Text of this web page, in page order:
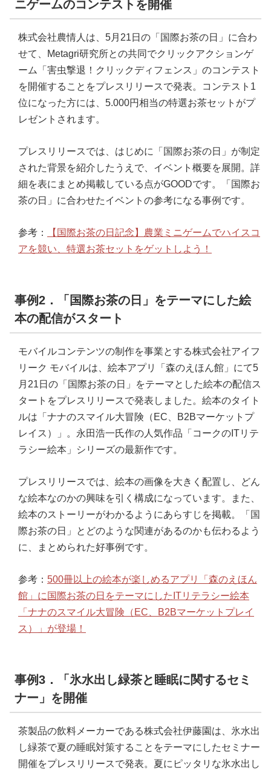
ニゲームのコンテストを開催
株式会社農情人は、5月21日の「国際お茶の日」に合わ
せて、Metagri研究所との共同でクリックアクションゲ
ーム「害虫撃退！クリックディフェンス」のコンテスト
を開催することをプレスリリースで発表。コンテスト1
位になった方には、5.000円相当の特選お茶セットがプ
レゼントされます。
プレスリリースでは、はじめに「国際お茶の日」が制定
された背景を紹介したうえで、イベント概要を展開。詳
細を表にまとめ掲載している点がGOODです。「国際お
茶の日」に合わせたイベントの参考になる事例です。
参考：
【国際お茶の日記念】農業ミニゲームでハイスコ
アを競い、特選お茶セットをゲットしよう！
事例2．「国際お茶の日」をテーマにした絵
本の配信がスタート
モバイルコンテンツの制作を事業とする株式会社アイフ
リーク モバイルは、絵本アプリ「森のえほん館」にて5
月21日の「国際お茶の日」をテーマとした絵本の配信ス
タートをプレスリリースで発表しました。絵本のタイト
ルは「ナナのスマイル大冒険（EC、B2Bマーケットプ
レイス）」。永田浩一氏作の人気作品「コークのITリテ
ラシー絵本」シリーズの最新作です。
プレスリリースでは、絵本の画像を大きく配置し、どん
な絵本なのかの興味を引く構成になっています。また、
絵本のストーリーがわかるようにあらすじを掲載。「国
際お茶の日」とどのような関連があるのかも伝わるよう
に、まとめられた好事例です。
参考： 500冊以上の絵本が楽しめるアプリ「森のえほん
館」に国際お茶の日をテーマにしたITリテラシー絵本
「ナナのスマイル大冒険（EC、B2Bマーケットプレイ
ス）」が登場！
事例3．「氷水出し緑茶と睡眠に関するセミ
ナー」を開催
茶製品の飲料メーカーである株式会社伊藤園は、氷水出
し緑茶で夏の睡眠対策することをテーマにしたセミナー
開催をプレスリリースで発表。夏にピッタリな氷水出し